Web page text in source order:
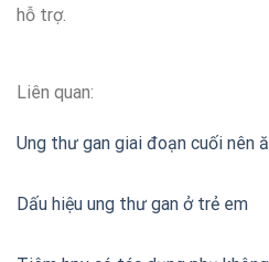
hỗ trợ.
Liên quan:
Ung thư gan giai đoạn cuối nên
Dấu hiệu ung thư gan ở trẻ em